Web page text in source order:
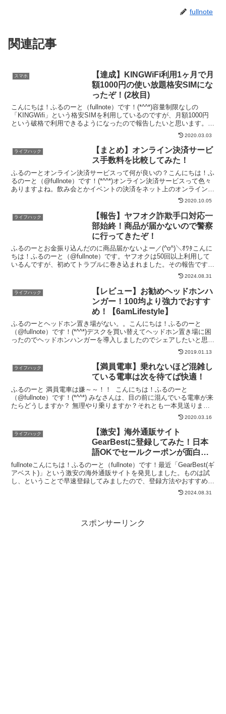
fullnote
関連記事
スマホ
【達成】KINGWiFi利用1ヶ月で月
額1000円の使い放題格安SIMにな
ったぞ！(2枚目)
こんにちは！ふるのーと（fullnote）です！(*^^*)容量制限なしの
「KINGWifi」という格安SIMを利用しているのですが、月額1000円
という破格で利用できるようになったので報告したいと思います。
2020.03.03
ライフハック
【まとめ】オンライン決済サービ
ス手数料を比較してみた！
ふるのーとオンライン決済サービスって何が良いの？こんにちは！ふ
るのーと（@fullnote）です！(*^^*)オンライン決済サービスって色々
ありますよね。飲み会とかイベントの決済をネット上のオンラインで
2020.10.05
ライフハック
【報告】ヤフオク詐欺手口対応一
部始終！商品が届かないので警察
に行ってきたぞ！
ふるのーとお金振り込んだのに商品届かないよー／(^o^)＼ｵﾜﾀこんに
ちは！ふるのーと（@fullnote）です。ヤフオクは50回以上利用して
いるんですが、初めてトラブルに巻き込まれました。その報告です。
2024.08.31
ライフハック
【レビュー】お勧めヘッドホンハ
ンガー！100均より強力でおすす
め！【6amLifestyle】
ふるのーとヘッドホン置き場がない。。こんにちは！ふるのーと
（@fullnote）です！(*^^*)デスクを買い替えてヘッドホン置き場に困
ったのでヘッドホンハンガーを導入しましたのでシェアしたいと思い
2019.01.13
ライフハック
【満員電車】乗れないほど混雑し
ている電車は次を待てば快適！
ふるのーと 満員電車は嫌～～！！ こんにちは！ふるのーと
（@fullnote）です！(*^^*) みなさんは、目の前に混んでいる電車が来
たらどうしますか？ 無理やり乗りますか？それとも一本見送ります
2020.03.16
ライフハック
【激安】海外通販サイト
GearBestに登録してみた！日本
語OKでセールクーポンが面白
い！
fullnoteこんにちは！ふるのーと（fullnote）です！最近「GearBest(ギ
アベスト)」という激安の海外通販サイトを発見しました。ものは試
し、ということで早速登録してみましたので、登録方法やおすすめ商
2024.08.31
スポンサーリンク